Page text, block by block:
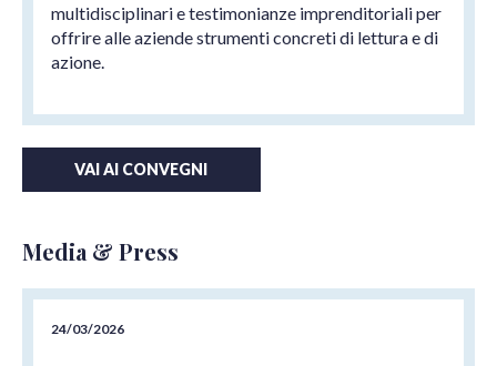
multidisciplinari e testimonianze imprenditoriali per
offrire alle aziende strumenti concreti di lettura e di
azione.
VAI AI CONVEGNI
Media & Press
24/03/2026